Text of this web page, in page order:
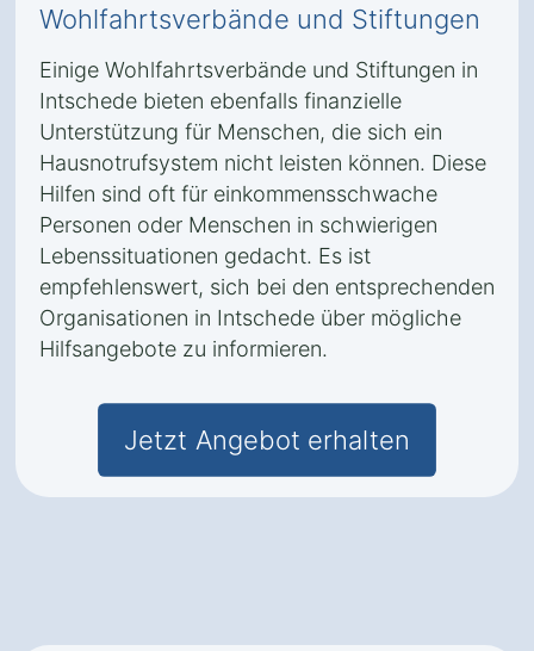
Wohlfahrtsverbände und Stiftungen
Einige Wohlfahrtsverbände und Stiftungen in
Intschede bieten ebenfalls finanzielle
Unterstützung für Menschen, die sich ein
Hausnotrufsystem nicht leisten können. Diese
Hilfen sind oft für einkommensschwache
Personen oder Menschen in schwierigen
Lebenssituationen gedacht. Es ist
empfehlenswert, sich bei den entsprechenden
Organisationen in Intschede über mögliche
Hilfsangebote zu informieren.
Jetzt Angebot erhalten